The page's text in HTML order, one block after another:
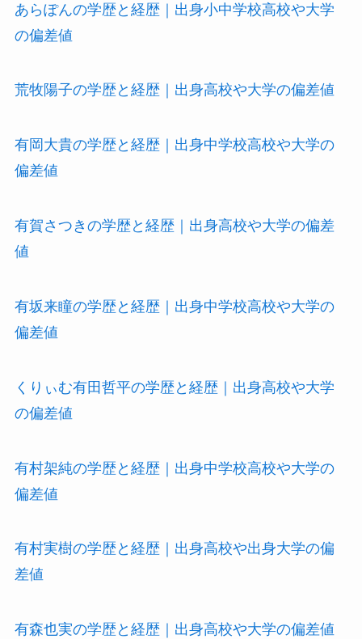
あらぽんの学歴と経歴｜出身小中学校高校や大学
の偏差値
荒牧陽子の学歴と経歴｜出身高校や大学の偏差値
有岡大貴の学歴と経歴｜出身中学校高校や大学の
偏差値
有賀さつきの学歴と経歴｜出身高校や大学の偏差
値
有坂来瞳の学歴と経歴｜出身中学校高校や大学の
偏差値
くりぃむ有田哲平の学歴と経歴｜出身高校や大学
の偏差値
有村架純の学歴と経歴｜出身中学校高校や大学の
偏差値
有村実樹の学歴と経歴｜出身高校や出身大学の偏
差値
有森也実の学歴と経歴｜出身高校や大学の偏差値